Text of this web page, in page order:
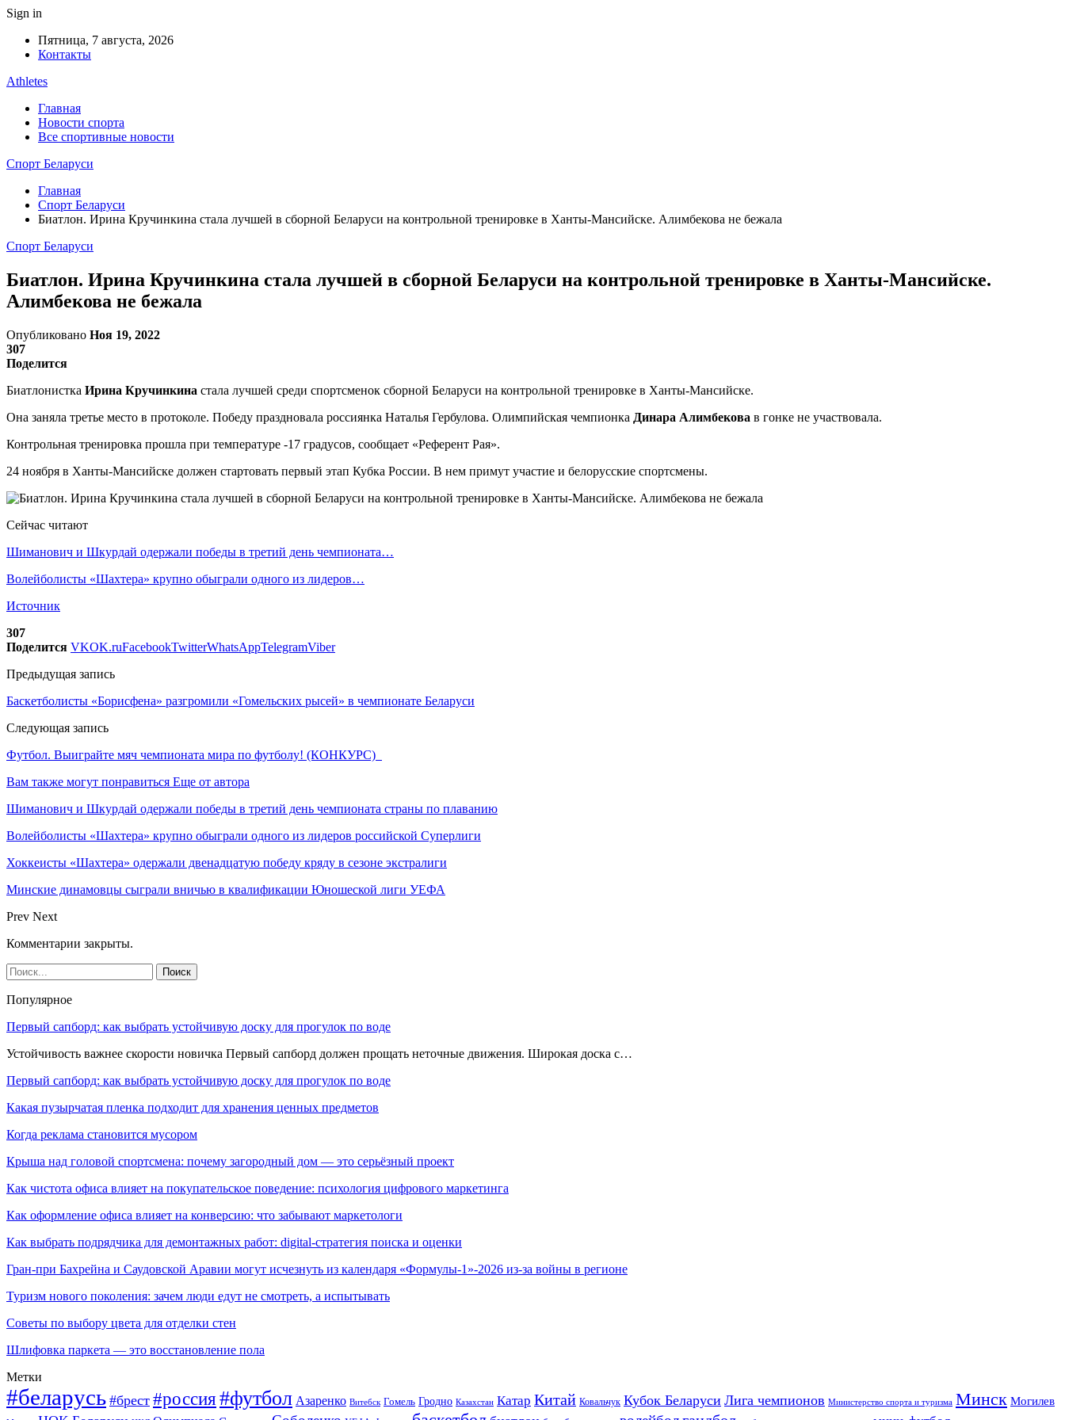
Sign in
Пятница, 7 августа, 2026
Контакты
Athletes
Главная
Новости спорта
Все спортивные новости
Спорт Беларуси
Главная
Спорт Беларуси
Биатлон. Ирина Кручинкина стала лучшей в сборной Беларуси на контрольной тренировке в Ханты-Мансийске. Алимбекова не бежала
Спорт Беларуси
Биатлон. Ирина Кручинкина стала лучшей в сборной Беларуси на контрольной тренировке в Ханты-Мансийске.
Алимбекова не бежала
Опубликовано Ноя 19, 2022
307
Поделится
Биатлонистка Ирина Кручинкина стала лучшей среди спортсменок сборной Беларуси на контрольной тренировке в Ханты-Мансийске.
Она заняла третье место в протоколе. Победу праздновала россиянка Наталья Гербулова. Олимпийская чемпионка Динара Алимбекова в гонке не участвовала.
Контрольная тренировка прошла при температуре -17 градусов, сообщает «Референт Рая».
24 ноября в Ханты-Мансийске должен стартовать первый этап Кубка России. В нем примут участие и белорусские спортсмены.
Сейчас читают
Шиманович и Шкурдай одержали победы в третий день чемпионата…
Волейболисты «Шахтера» крупно обыграли одного из лидеров…
Источник
307
Поделится VKOK.ruFacebookTwitterWhatsAppTelegramViber
Предыдущая запись
Баскетболисты «Борисфена» разгромили «Гомельских рысей» в чемпионате Беларуси
Следующая запись
Футбол. Выиграйте мяч чемпионата мира по футболу! (КОНКУРС)
Вам также могут понравиться Еще от автора
Шиманович и Шкурдай одержали победы в третий день чемпионата страны по плаванию
Волейболисты «Шахтера» крупно обыграли одного из лидеров российской Суперлиги
Хоккеисты «Шахтера» одержали двенадцатую победу кряду в сезоне экстралиги
Минские динамовцы сыграли вничью в квалификации Юношеской лиги УЕФА
Prev Next
Комментарии закрыты.
Популярное
Первый сапборд: как выбрать устойчивую доску для прогулок по воде
Устойчивость важнее скорости новичка Первый сапборд должен прощать неточные движения. Широкая доска с…
Первый сапборд: как выбрать устойчивую доску для прогулок по воде
Какая пузырчатая пленка подходит для хранения ценных предметов
Когда реклама становится мусором
Крыша над головой спортсмена: почему загородный дом — это серьёзный проект
Как чистота офиса влияет на покупательское поведение: психология цифрового маркетинга
Как оформление офиса влияет на конверсию: что забывают маркетологи
Как выбрать подрядчика для демонтажных работ: digital-стратегия поиска и оценки
Гран-при Бахрейна и Саудовской Аравии могут исчезнуть из календаря «Формулы-1»-2026 из-за войны в регионе
Туризм нового поколения: зачем люди едут не смотреть, а испытывать
Советы по выбору цвета для отделки стен
Шлифовка паркета — это восстановление пола
Метки
#беларусь #брест #россия#футбол Азаренко Витебск Гомель Гродно Казахстан Катар Китай Ковальчук Кубок Беларуси Лига чемпионов Министерство спорта и туризма Минск Могилев